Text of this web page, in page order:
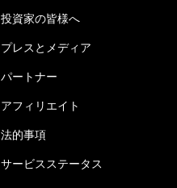
投資家の皆様へ
プレスとメディア
パートナー
アフィリエイト
法的事項
サービスステータス